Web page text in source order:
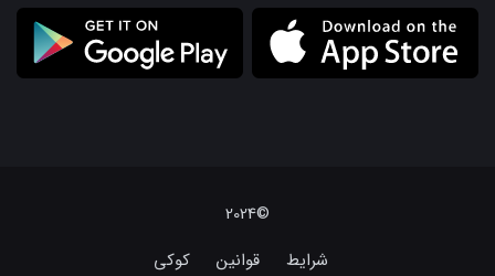
©2024
شرایط
قوانین کوکی